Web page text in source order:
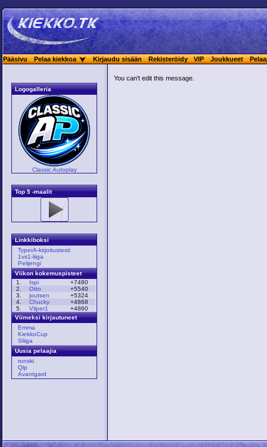
Pääsivu Pelaa kiekkoa Kirjaudu sisään Rekisteröidy VIP Joukkueet
Logogalleria
Classic Autoplay
Top 5 -maalit
Linkkiboksi
TyperA-kirjoitustesti
1vs1-liiga
Pelijengi
Viikon kokemuspisteet
1.
Ispi
+7480
2.
Otto
+5540
3.
joutsen
+5324
4.
Chucky
+4868
5.
Vilper1
+4860
Viimeksi kirjautuneet
Emma
KiekkoCup
Sliiga
Uusia pelaajia
ronski
Qlp
Avantgard
You can't edit this message.